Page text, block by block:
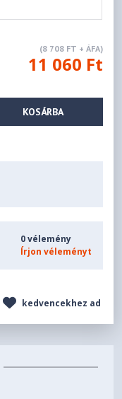
(8 708 FT + ÁFA)
11 060 Ft
KOSÁRBA
0 vélemény
Írjon véleményt
kedvencekhez ad